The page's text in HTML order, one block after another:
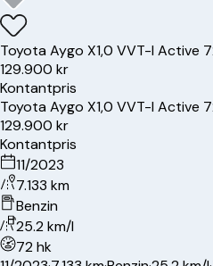
ToyotaAygo X1,0 VVT-I Active
129.900 kr
Kontantpris
ToyotaAygo X1,0 VVT-I Active
129.900 kr
Kontantpris
11/2023
7.133 km
Benzin
25.2 km/l
72 hk